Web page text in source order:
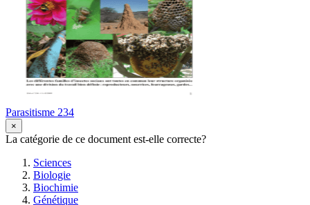
Parasitisme 234
×
La catégorie de ce document est-elle correcte?
Sciences
Biologie
Biochimie
Génétique